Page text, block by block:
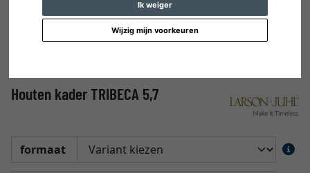
Ik weiger
Wijzig mijn voorkeuren
Houten kader TRIBECA 5,7
formaat